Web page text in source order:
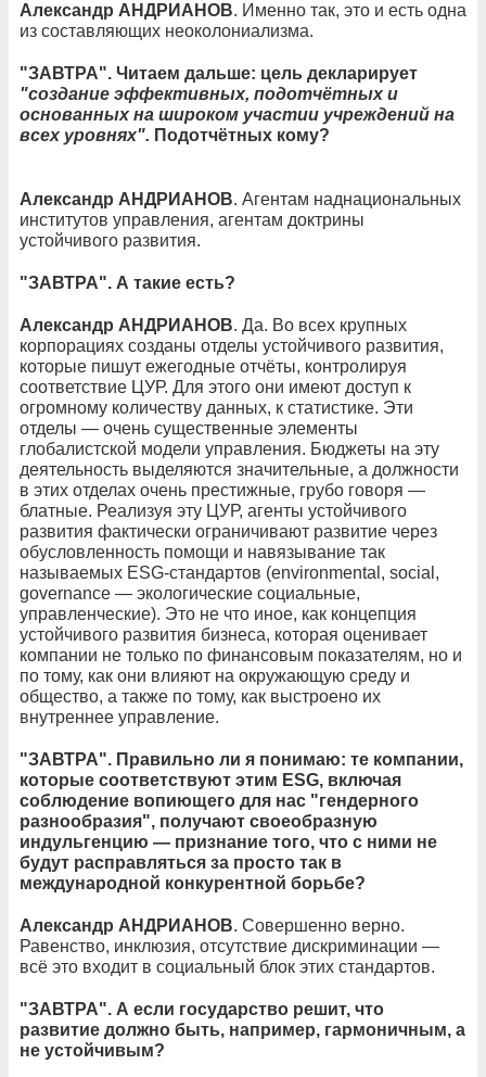
Александр АНДРИАНОВ. Именно так, это и есть одна
из составляющих неоколониализма.
"ЗАВТРА". Читаем дальше: цель декларирует
"создание эффективных, подотчётных и
основанных на широком участии учреждений на
всех уровнях". Подотчётных кому?
Александр АНДРИАНОВ. Агентам наднациональных
институтов управления, агентам доктрины
устойчивого развития.
"ЗАВТРА". А такие есть?
Александр АНДРИАНОВ. Да. Во всех крупных
корпорациях созданы отделы устойчивого развития,
которые пишут ежегодные отчёты, контролируя
соответствие ЦУР. Для этого они имеют доступ к
огромному количеству данных, к статистике. Эти
отделы — очень существенные элементы
глобалистской модели управления. Бюджеты на эту
деятельность выделяются значительные, а должности
в этих отделах очень престижные, грубо говоря —
блатные. Реализуя эту ЦУР, агенты устойчивого
развития фактически ограничивают развитие через
обусловленность помощи и навязывание так
называемых ESG-стандартов (environmental, social,
governance — экологические социальные,
управленческие). Это не что иное, как концепция
устойчивого развития бизнеса, которая оценивает
компании не только по финансовым показателям, но и
по тому, как они влияют на окружающую среду и
общество, а также по тому, как выстроено их
внутреннее управление.
"ЗАВТРА". Правильно ли я понимаю: те компании,
которые соответствуют этим ESG, включая
соблюдение вопиющего для нас "гендерного
разнообразия", получают своеобразную
индульгенцию — признание того, что с ними не
будут расправляться за просто так в
международной конкурентной борьбе?
Александр АНДРИАНОВ. Совершенно верно.
Равенство, инклюзия, отсутствие дискриминации —
всё это входит в социальный блок этих стандартов.
"ЗАВТРА". А если государство решит, что
развитие должно быть, например, гармоничным, а
не устойчивым?